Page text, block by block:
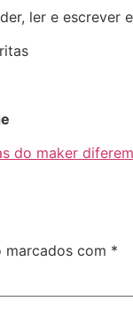
ler e escrever
do maker
marcados com *